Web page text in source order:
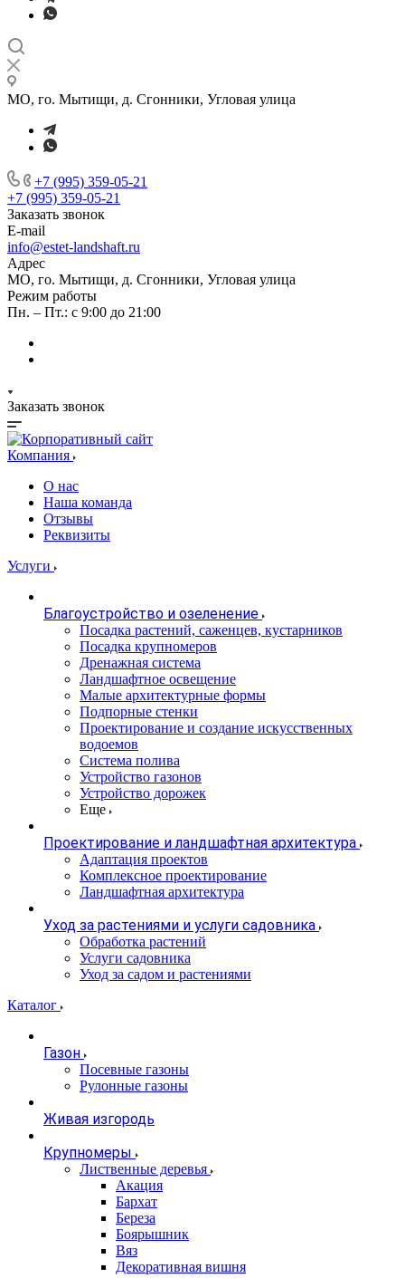
МО, го. Мытищи, д. Сгонники, Угловая улица
+7 (995) 359-05-21
+7 (995) 359-05-21
Заказать звонок
E-mail
info@estet-landshaft.ru
Адрес
МО, го. Мытищи, д. Сгонники, Угловая улица
Режим работы
Пн. – Пт.: с 9:00 до 21:00
Заказать звонок
Компания
О нас
Наша команда
Отзывы
Реквизиты
Услуги
Благоустройство и озеленение
Посадка растений, саженцев, кустарников
Посадка крупномеров
Дренажная система
Ландшафтное освещение
Малые архитектурные формы
Подпорные стенки
Проектирование и создание искусственных
водоемов
Система полива
Устройство газонов
Устройство дорожек
Еще
Проектирование и ландшафтная архитектура
Адаптация проектов
Комплексное проектирование
Ландшафтная архитектура
Уход за растениями и услуги садовника
Обработка растений
Услуги садовника
Уход за садом и растениями
Каталог
Газон
Посевные газоны
Рулонные газоны
Живая изгородь
Крупномеры
Лиственные деревья
Акация
Бархат
Береза
Боярышник
Вяз
Декоративная вишня